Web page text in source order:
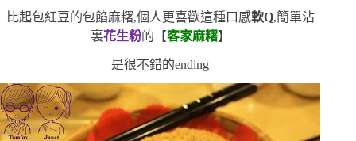
比起包紅豆的包餡麻糬,個人更喜歡這種口感軟Q,簡單沾
裏花生粉的【客家麻糬】
是很不錯的ending